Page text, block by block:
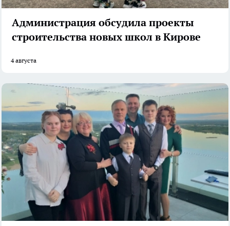
Администрация обсудила проекты
строительства новых школ в Кирове
4 августа